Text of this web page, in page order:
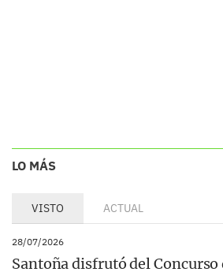
LO MÁS
VISTO ACTUAL
28/07/2026
Santoña disfrutó del